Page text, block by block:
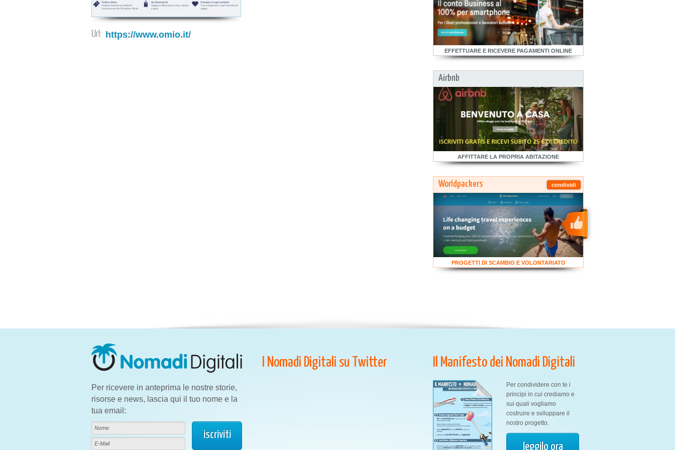
Url: https://www.omio.it/
EFFETTUARE E RICEVERE PAGAMENTI ONLINE
Airbnb
AFFITTARE LA PROPRIA ABITAZIONE
condividi
Worldpackers
PROGETTI DI SCAMBIO E VOLONTARIATO
Per ricevere in anteprima le nostre storie,
risorse e news, lascia qui il tuo nome e la
tua email:
I Nomadi Digitali su Twitter Il Manifesto dei Nomadi Digitali
Per condividere con te i
principi in cui crediamo e
sui quali vogliamo
costruire e sviluppare il
nostro progetto.
leggilo ora